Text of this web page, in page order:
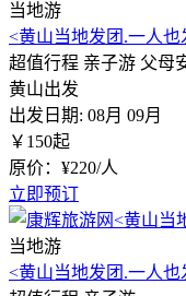
当地游
<黄山当地发团.一人
超值行程 亲子游 父母
黄山出发
出发日期: 08月 09月
￥ 150起
原价：¥220/人
立即预订
当地游
<黄山当地发团.一人也